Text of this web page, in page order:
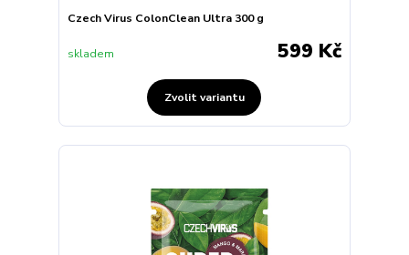
Czech Virus ColonClean Ultra 300 g
599 Kč
skladem
Zvolit variantu